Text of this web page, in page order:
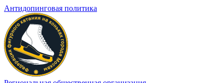
Антидопинговая политика